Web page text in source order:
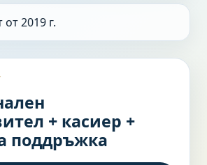
от 2019 г.
+ касиер +
поддръжка